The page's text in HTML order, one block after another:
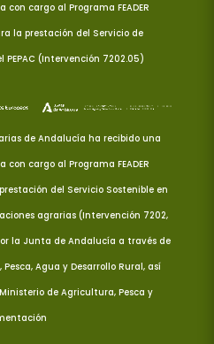
con cargo al Programa FEADER
la prestación del Servicio de
PEPAC (Intervención 7202.05)
de Andalucía ha recibido una
con cargo al Programa FEADER
del Servicio Sostenible en
agrarias (Intervención 7202,
la Junta de Andalucía a través de
Agua y Desarrollo Rural, así
de Agricultura, Pesca y